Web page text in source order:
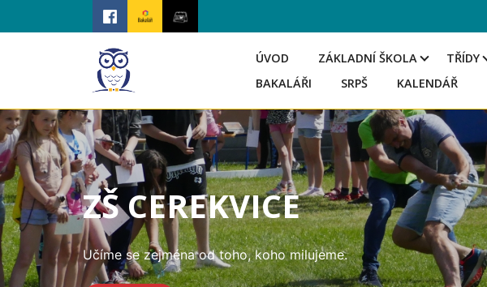
ÚVOD ZÁKLADNÍ ŠKOLA TŘÍDY
BAKALÁŘI
SRPŠ KALENDÁŘ
ZŠ CEREKVICE
Učíme se zejména od toho, koho milujeme.